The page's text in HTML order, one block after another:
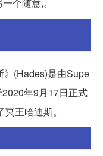
》(Hades)是由Supe
年9月17日正式
王哈迪斯。